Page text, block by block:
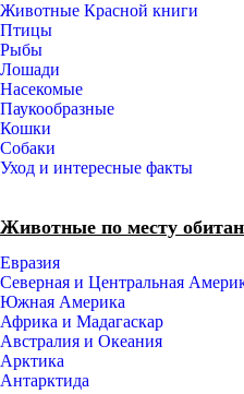
Животные Красной книги
Птицы
Рыбы
Лошади
Насекомые
Паукообразные
Кошки
Собаки
Уход и интересные факты
Животные по месту
Евразия
Северная и Центральная
Южная Америка
Африка и Мадагаскар
Австралия и Океания
Арктика
Антарктида